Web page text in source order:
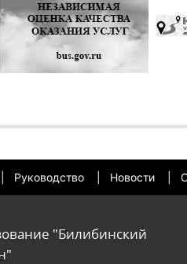
Руководство Новости
"Билибинский